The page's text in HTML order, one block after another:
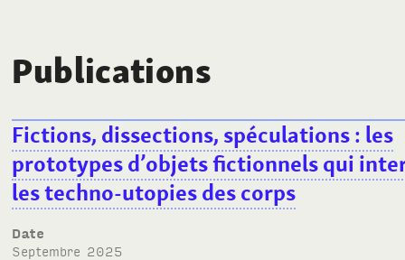
Publications
Fictions, dissections, spéculations: les
prototypes d’objets fictionnels qui
les techno-utopies des corps
Date
septembre 2025